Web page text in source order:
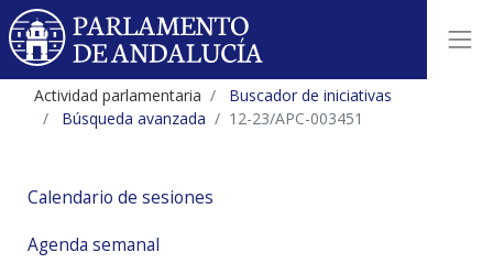
Actividad parlamentaria
Buscador de iniciativas
Búsqueda avanzada
12-23/APC-003451
Calendario de sesiones
Agenda semanal